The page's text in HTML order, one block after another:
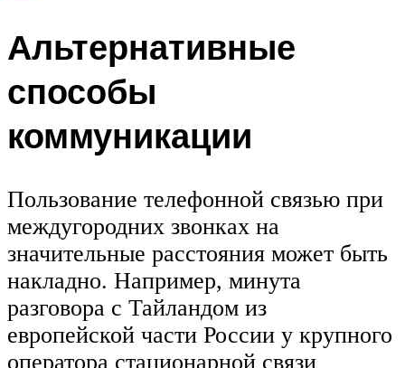
Альтернативные
способы
коммуникации
Пользование телефонной связью при
междугородних звонках на
значительные расстояния может быть
накладно. Например, минута
разговора с Тайландом из
европейской части России у крупного
оператора стационарной связи